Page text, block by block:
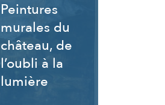
Peintures
murales du
château, de
l’oubli à la
lumière